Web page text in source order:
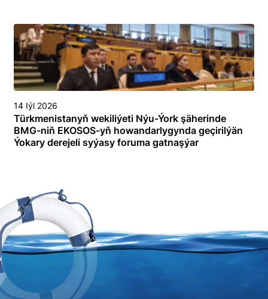
14 Iýl 2026
Türkmenistanyň wekiliýeti Nýu-Ýork şäherinde
BMG-niň EKOSOS-yň howandarlygynda geçirilýän
Ýokary derejeli syýasy foruma gatnaşýar